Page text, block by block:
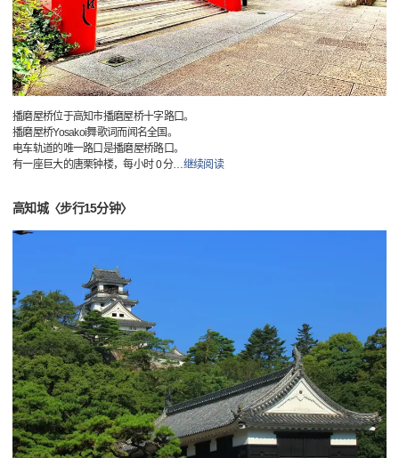
播磨屋桥位于高知市播磨屋桥十字路口。
播磨屋桥Yosakoi舞歌词而闻名全国。
电车轨道的唯一路口是播磨屋桥路口。
有一座巨大的唐栗钟楼，每小时 0 分…继续阅读
高知城〈步行15分钟〉